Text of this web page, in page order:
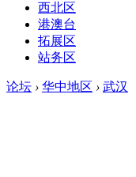
西北区
港澳台
拓展区
站务区
论坛 › 华中地区 › 武汉